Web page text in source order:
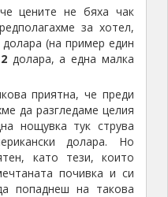
цените не бяха чак
за хотел,
(на пример един
долара, а една малка
приятна, че преди
да разгледаме целия
нощувка тук струва
долара. Но
като тези, които
почивка и си
попаднеш на такова